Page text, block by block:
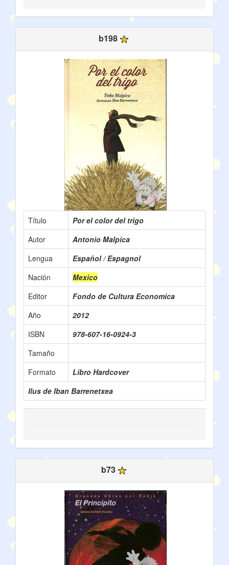
b198
Título
Por el color del trigo
Autor
Antonio Malpica
Lengua
Español / Espagnol
Nación
Mexico
Editor
Fondo de Cultura Economica
Año
2012
ISBN
978-607-16-0924-3
Tamaño
Formato
Libro Hardcover
Ilus de Iban Barrenetxea
b73